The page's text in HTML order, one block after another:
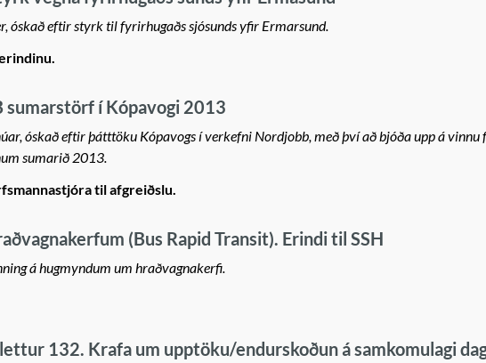
óskað eftir styrk til fyrirhugaðs sjósunds yfir Ermarsund.
sumarstörf í Kópavogi 2013
óskað eftir þátttöku Kópavogs í verkefni Nordjobb, með því að bjóða upp á
sumarið 2013.
til afgreiðslu.
(Bus Rapid Transit). Erindi til SSH
á hugmyndum um hraðvagnakerfi.
132. Krafa um upptöku/endurskoðun á samkomulagi